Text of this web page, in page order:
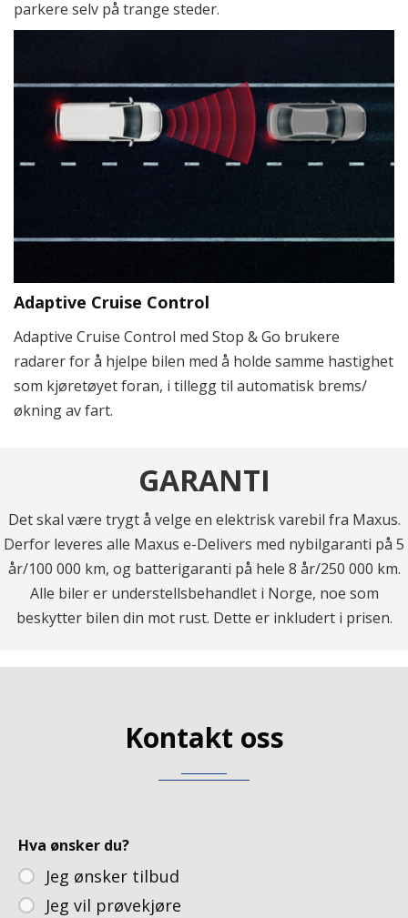
parkere selv på trange steder.
Adaptive Cruise Control
Adaptive Cruise Control med Stop & Go brukere
radarer for å hjelpe bilen med å holde samme hastighet
som kjøretøyet foran, i tillegg til automatisk brems/
økning av fart.
GARANTI
Det skal være trygt å velge en elektrisk varebil fra Maxus.
Derfor leveres alle Maxus e-Delivers med nybilgaranti på 5
år/100 000 km, og batterigaranti på hele 8 år/250 000 km.
Alle biler er understellsbehandlet i Norge, noe som
beskytter bilen din mot rust. Dette er inkludert i prisen.
Kontakt oss
Hva ønsker du?
Jeg ønsker tilbud
Jeg vil prøvekjøre